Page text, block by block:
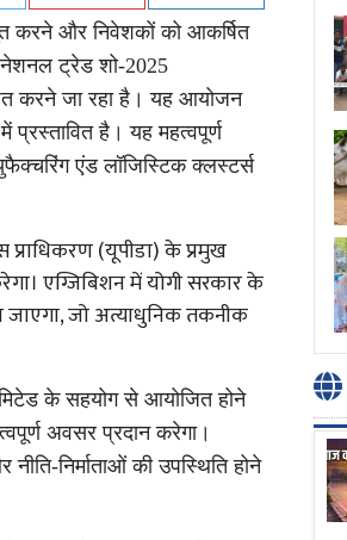
करने और निवेशकों को आकर्षित
ट्रेड शो-2025
करने जा रहा है। यह आयोजन
प्रस्तावित है। यह महत्वपूर्ण
एंड लॉजिस्टिक क्लस्टर्स
(यूपीडा) के प्रमुख
एग्जिबिशन में योगी सरकार के
जाएगा, जो अत्याधुनिक तकनीक
के सहयोग से आयोजित होने
अवसर प्रदान करेगा।
निर्माताओं की उपस्थिति होने